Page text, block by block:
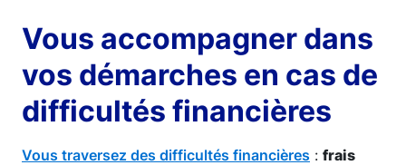
Vous accompagner dans
vos démarches en cas de
difficultés financières
Vous traversez des difficultés financières : frais